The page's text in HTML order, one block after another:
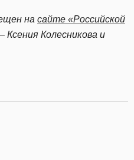
на сайте «Российской
Колесникова и